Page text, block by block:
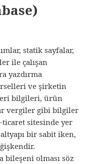
statik sayfalar,
ile çalışan
yazdırma
ve şirketin
bilgileri, ürün
vergiler gibi bilgiler
ticaret sitesinde yer
bir sabit iken,
bileşeni olması söz